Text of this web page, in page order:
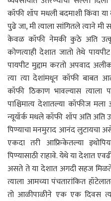
कॉफी शॉप मधली बदमाशी किंवा
पुढे जा, मी त्याला सांगितले त्याने
केवळ कॉफी नेमकी कुठे अति
कोणत्याही देशात जातो तेथे
पायपीट मुद्दाम करतो अपवाद
त्या त्या देशांमधून कॉफी बाबत
कॉफी ठिकाण भावल्यास त्याला
पाश्चिमात्य देशातल्या कॉफीज
न्यूयॉर्क मधले कॉफी शॉप अति अति
पिण्याचा मनमुराद आनंद लुटायचा
एकदा तरी आफ्रिकेतल्या
पिण्यासाठी राहावे. येथे या देशात
असते ते या देशात अगदी सहज मिळते
त्याला आमच्या पंचतारांकित
तो आळीपाळीने एक एक दिवस